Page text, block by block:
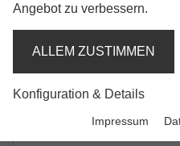
J-Braid Grand X8
J-Braid Grand X8
Angebot zu verbessern.
ALLEM ZUSTIMMEN
Konfiguration & Details
Impressum